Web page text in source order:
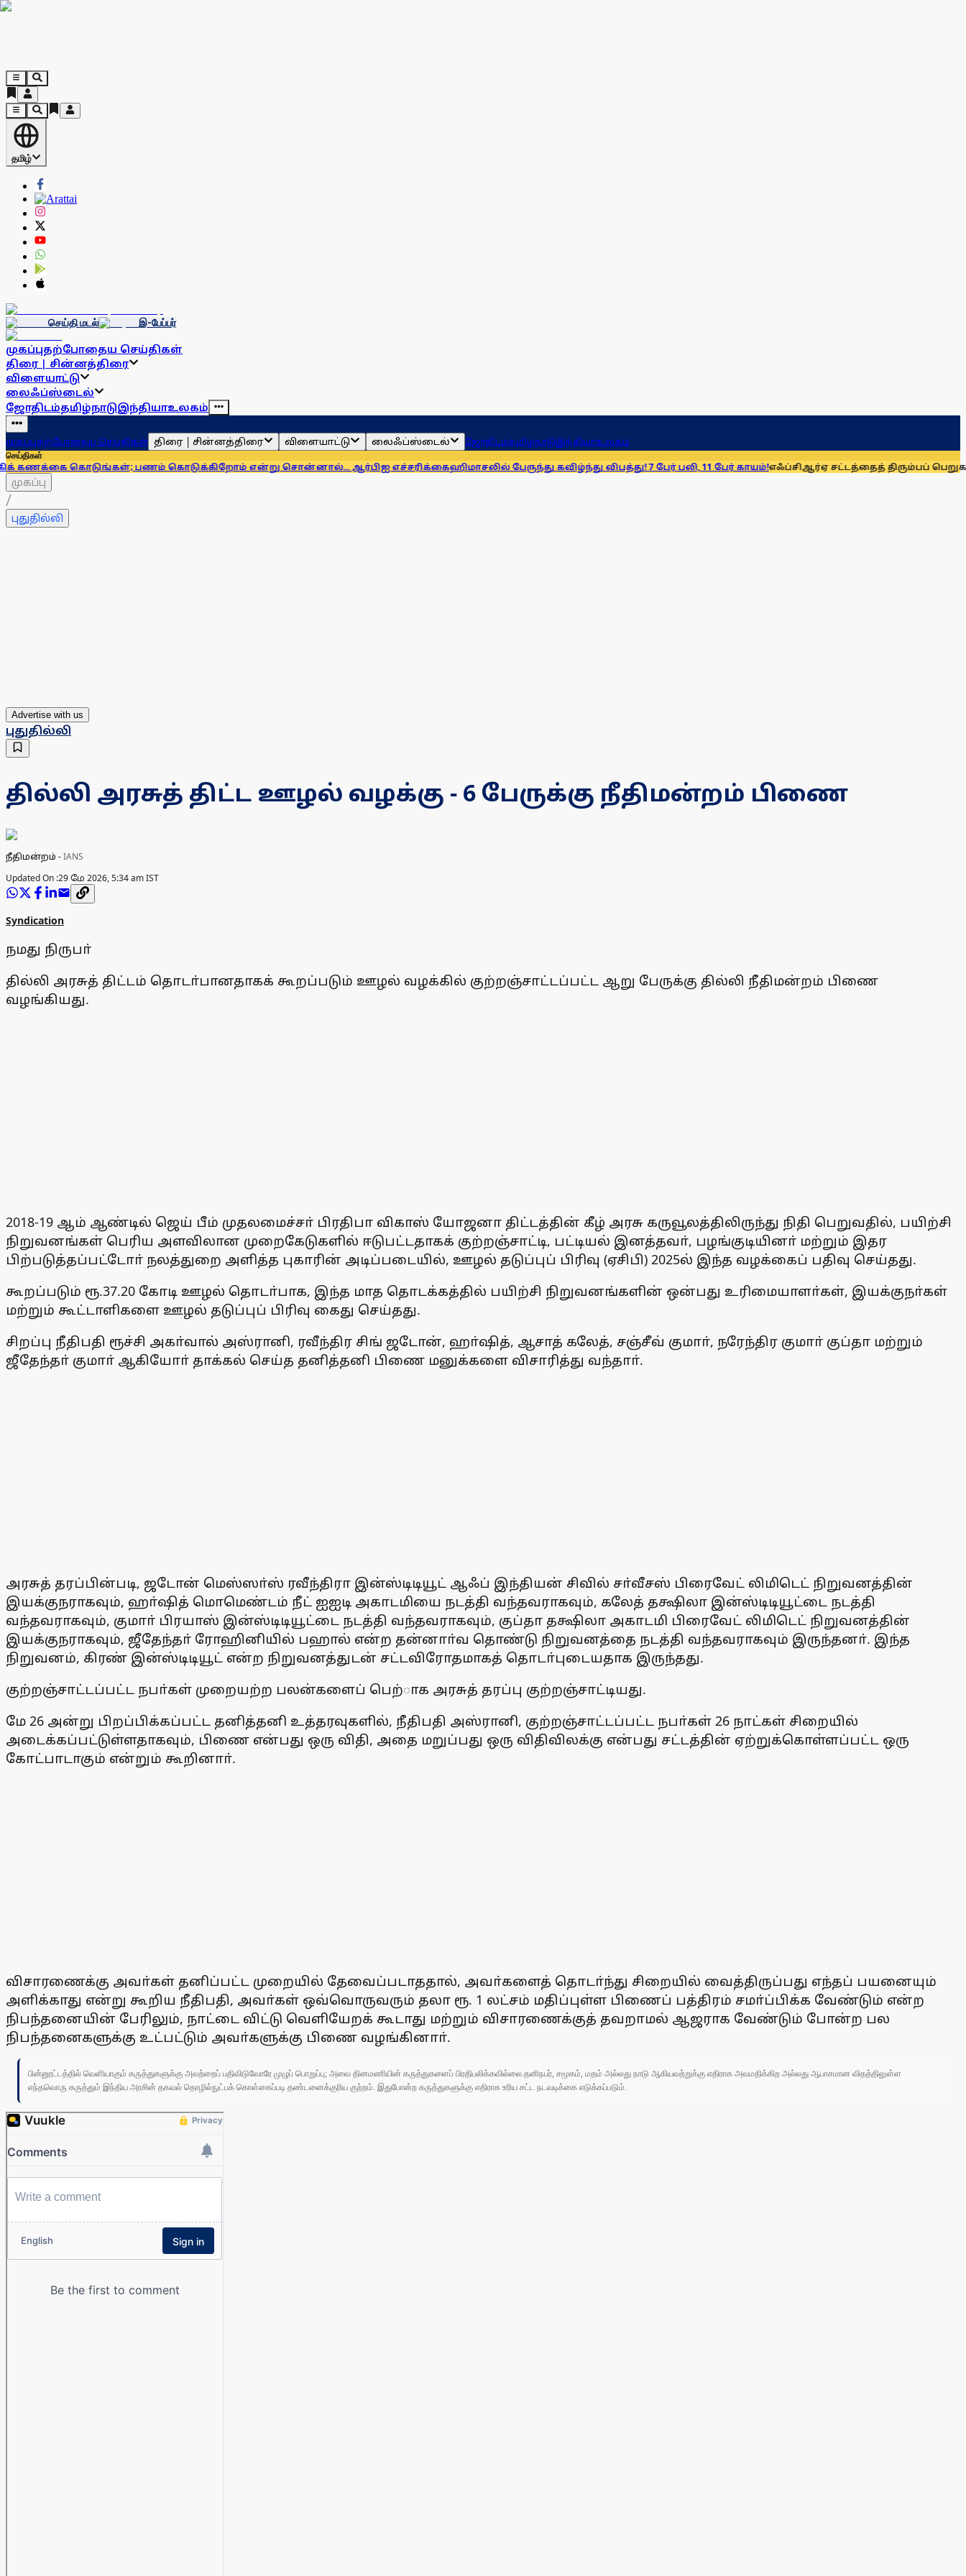
தமிழ்
செய்தி மடல் இ-பேப்பர்
முகப்புதற்போதைய செய்திகள்
திரை | சின்னத்திரை
விளையாட்டு
லைஃப்ஸ்டைல்
ஜோதிடம்தமிழ்நாடுஇந்தியாஉலகம்
முகப்புதற்போதைய செய்திகள் திரை | சின்னத்திரை விளையாட்டு லைஃப்ஸ்டைல் ஜோதிடம்தமிழ்நாடுஇந்தியாஉலகம்
செய்திகள்
பணம் கொடுக்கிறோம் என்று சொன்னால்... ஆர்பிஐ எச்சரிக்கைஹிமாசலில் பேருந்து கவிழ்ந்து விபத்து! 7 பேர் பலி, 11 பேர் காயம்!எஃப்சிஆர்ஏ சட்டத்தைத் திரும்பப் பெறுக: மு.க.
முகப்பு
/
புதுதில்லி
Advertise with us
புதுதில்லி
தில்லி அரசுத் திட்ட ஊழல் வழக்கு - 6 பேருக்கு நீதிமன்றம் பிணை
நீதிமன்றம் -IANS
Updated On :29 மே 2026, 5:34 am IST
Syndication
நமது நிருபா்
தில்லி அரசுத் திட்டம் தொடா்பானதாகக் கூறப்படும் ஊழல் வழக்கில் குற்றஞ்சாட்டப்பட்ட ஆறு பேருக்கு தில்லி நீதிமன்றம் பிணை
வழங்கியது.
2018-19 ஆம் ஆண்டில் ஜெய் பீம் முதலமைச்சா் பிரதிபா விகாஸ் யோஜனா திட்டத்தின் கீழ் அரசு கருவூலத்திலிருந்து நிதி பெறுவதில், பயிற்சி
நிறுவனங்கள் பெரிய அளவிலான முறைகேடுகளில் ஈடுபட்டதாகக் குற்றஞ்சாட்டி, பட்டியல் இனத்தவா், பழங்குடியினா் மற்றும் இதர
பிற்படுத்தப்பட்டோா் நலத்துறை அளித்த புகாரின் அடிப்படையில், ஊழல் தடுப்புப் பிரிவு (ஏசிபி) 2025ல் இந்த வழக்கைப் பதிவு செய்தது.
கூறப்படும் ரூ.37.20 கோடி ஊழல் தொடா்பாக, இந்த மாத தொடக்கத்தில் பயிற்சி நிறுவனங்களின் ஒன்பது உரிமையாளா்கள், இயக்குநா்கள்
மற்றும் கூட்டாளிகளை ஊழல் தடுப்புப் பிரிவு கைது செய்தது.
சிறப்பு நீதிபதி ரூச்சி அகா்வால் அஸ்ரானி, ரவீந்திர சிங் ஜடோன், ஹா்ஷித், ஆசாத் கலேத், சஞ்சீவ் குமாா், நரேந்திர குமாா் குப்தா மற்றும்
ஜீதேந்தா் குமாா் ஆகியோா் தாக்கல் செய்த தனித்தனி பிணை மனுக்களை விசாரித்து வந்தாா்.
அரசுத் தரப்பின்படி, ஜடோன் மெஸ்ஸா்ஸ் ரவீந்திரா இன்ஸ்டிடியூட் ஆஃப் இந்தியன் சிவில் சா்வீசஸ் பிரைவேட் லிமிடெட் நிறுவனத்தின்
இயக்குநராகவும், ஹா்ஷித் மொமெண்டம் நீட் ஐஐடி அகாடமியை நடத்தி வந்தவராகவும், கலேத் தக்ஷிலா இன்ஸ்டிடியூட்டை நடத்தி
வந்தவராகவும், குமாா் பிரயாஸ் இன்ஸ்டிடியூட்டை நடத்தி வந்தவராகவும், குப்தா தக்ஷிலா அகாடமி பிரைவேட் லிமிடெட் நிறுவனத்தின்
இயக்குநராகவும், ஜீதேந்தா் ரோஹினியில் பஹால் என்ற தன்னாா்வ தொண்டு நிறுவனத்தை நடத்தி வந்தவராகவும் இருந்தனா். இந்த
நிறுவனம், கிரண் இன்ஸ்டிடியூட் என்ற நிறுவனத்துடன் சட்டவிரோதமாகத் தொடா்புடையதாக இருந்தது.
குற்றஞ்சாட்டப்பட்ட நபா்கள் முறையற்ற பலன்களைப் பெற்ாக அரசுத் தரப்பு குற்றஞ்சாட்டியது.
மே 26 அன்று பிறப்பிக்கப்பட்ட தனித்தனி உத்தரவுகளில், நீதிபதி அஸ்ரானி, குற்றஞ்சாட்டப்பட்ட நபா்கள் 26 நாட்கள் சிறையில்
அடைக்கப்பட்டுள்ளதாகவும், பிணை என்பது ஒரு விதி, அதை மறுப்பது ஒரு விதிவிலக்கு என்பது சட்டத்தின் ஏற்றுக்கொள்ளப்பட்ட ஒரு
கோட்பாடாகும் என்றும் கூறினாா்.
விசாரணைக்கு அவா்கள் தனிப்பட்ட முறையில் தேவைப்படாததால், அவா்களைத் தொடா்ந்து சிறையில் வைத்திருப்பது எந்தப் பயனையும்
அளிக்காது என்று கூறிய நீதிபதி, அவா்கள் ஒவ்வொருவரும் தலா ரூ. 1 லட்சம் மதிப்புள்ள பிணைப் பத்திரம் சமா்ப்பிக்க வேண்டும் என்ற
நிபந்தனையின் பேரிலும், நாட்டை விட்டு வெளியேறக் கூடாது மற்றும் விசாரணைக்குத் தவறாமல் ஆஜராக வேண்டும் போன்ற பல
நிபந்தனைகளுக்கு உட்பட்டும் அவா்களுக்கு பிணை வழங்கினாா்.
பின்னூட்டத்தில் வெளியாகும் கருத்துகளுக்கு அவற்றைப் பதிவிடுவோரே முழுப் பொறுப்பு; அவை தினமணியின் கருத்துகளைப் பிரதிபலிக்கவில்லை.தனிநபர், சமூகம், மதம் அல்லது நாடு ஆகியவற்றுக்கு எதிராக அவமதிக்கிற அல்லது ஆபாசமான விதத்திலுள்ள
எந்தவொரு கருத்தும் இந்திய அரசின் தகவல் தொழில்நுட்பக் கொள்கைப்படி தண்டனைக்குரிய குற்றம். இதுபோன்ற கருத்துகளுக்கு எதிராக உரிய சட்ட நடவடிக்கை எடுக்கப்படும்.